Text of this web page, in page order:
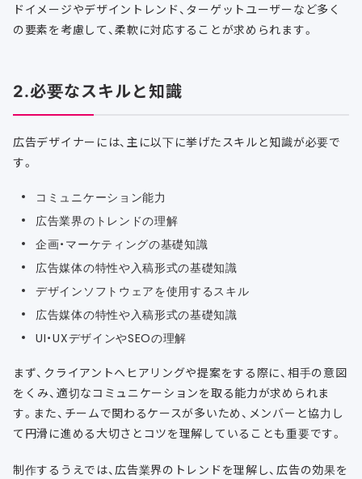
ドイメージやデザイントレンド、ターゲットユーザーなど多く
の要素を考慮して、柔軟に対応することが求められます。
2.必要なスキルと知識
広告デザイナーには、主に以下に挙げたスキルと知識が必要で
す。
コミュニケーション能力
広告業界のトレンドの理解
企画・マーケティングの基礎知識
広告媒体の特性や入稿形式の基礎知識
デザインソフトウェアを使用するスキル
広告媒体の特性や入稿形式の基礎知識
UI・UXデザインやSEOの理解
まず、クライアントへヒアリングや提案をする際に、相手の意図
をくみ、適切なコミュニケーションを取る能力が求められま
す。また、チームで関わるケースが多いため、メンバーと協力し
て円滑に進める大切さとコツを理解していることも重要です。
制作するうえでは、広告業界のトレンドを理解し、広告の効果を